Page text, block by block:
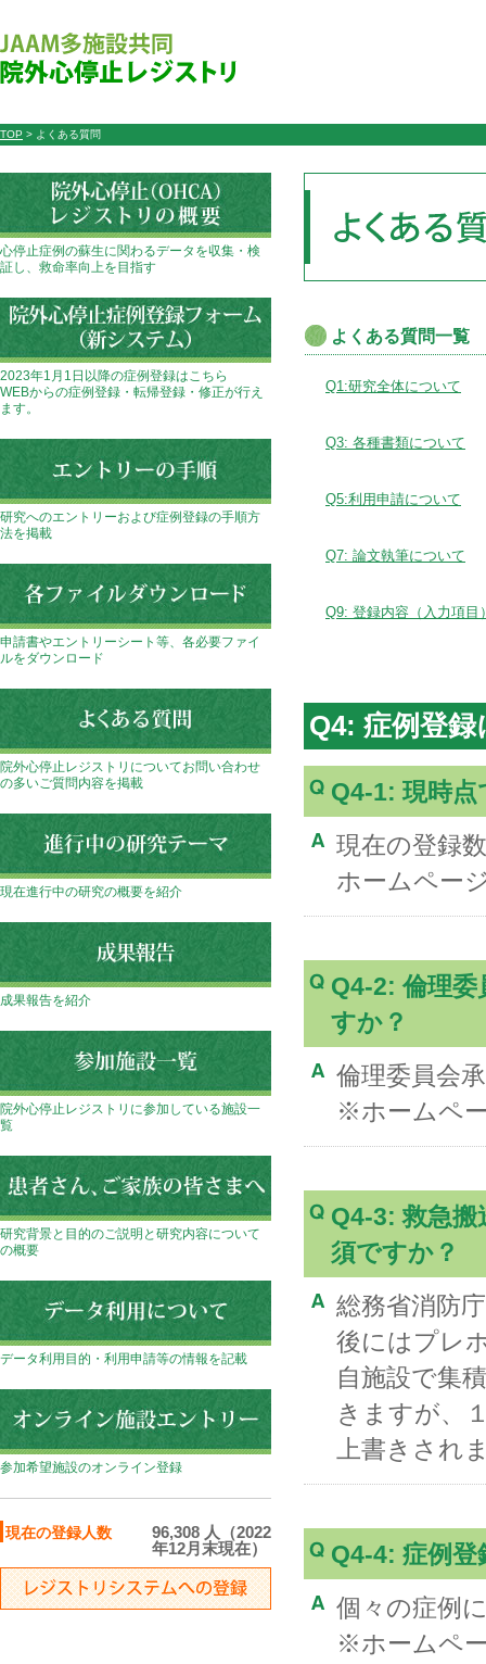
TOP > よくある質問
心停止症例の蘇生に関わるデータを収集・検
証し、救命率向上を目指す
2023年1月1日以降の症例登録はこちら
WEBからの症例登録・転帰登録・修正が行え
ます。
研究へのエントリーおよび症例登録の手順方
法を掲載
申請書やエントリーシート等、各必要ファイ
ルをダウンロード
院外心停止レジストリについてお問い合わせ
の多いご質問内容を掲載
現在進行中の研究の概要を紹介
成果報告を紹介
院外心停止レジストリに参加している施設一
覧
研究背景と目的のご説明と研究内容について
の概要
データ利用目的・利用申請等の情報を記載
参加希望施設のオンライン登録
現在の登録人数
96,308 人（2022
年12月末現在）
よくある質問一覧
Q1:研究全体について
Q3: 各種書類について
Q5:利用申請について
Q7: 論文執筆について
Q9: 登録内容（入力項目
Q4: 症例登
Q4-1: 現時
現在の登録
ホームペー
Q4-2: 倫理
すか？
倫理委員会
※ホームペ
Q4-3: 救急
須ですか？
総務省消防
後にはプレ
自施設で集
きますが、
上書きされ
Q4-4: 症例
個々の症例
※ホームペ